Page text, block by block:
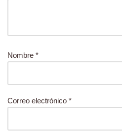
Nombre *
Correo electrónico *